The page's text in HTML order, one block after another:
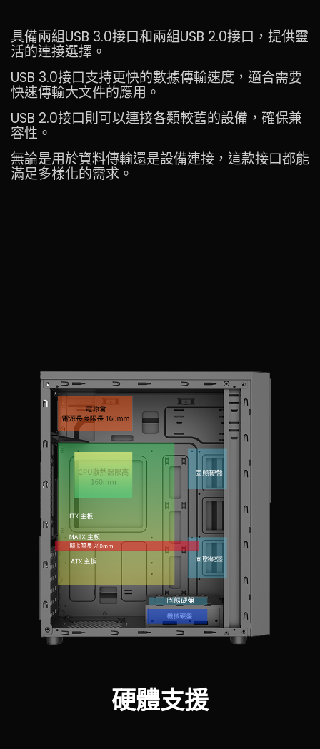
具備兩組USB 3.0接口和兩組USB 2.0接口，提供靈
活的連接選擇。
USB 3.0接口支持更快的數據傳輸速度，適合需要
快速傳輸大文件的應用。
USB 2.0接口則可以連接各類較舊的設備，確保兼
容性。
無論是用於資料傳輸還是設備連接，這款接口都能
滿足多樣化的需求。
硬體支援